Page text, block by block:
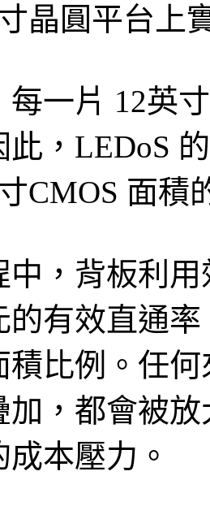
晶圓平台上
每一片 12英
此，LEDoS
CMOS 面積
中，背板利
的有效直通
積比例。任
加，都會被
本壓力。